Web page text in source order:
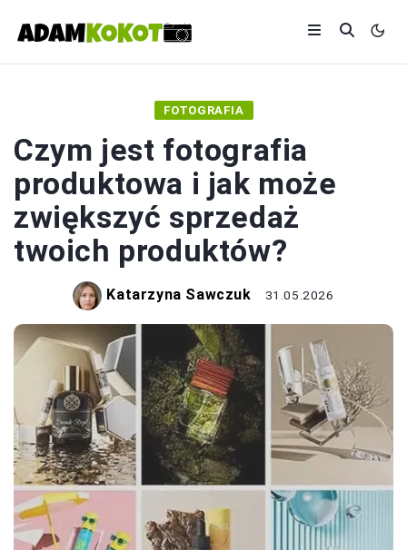
FOTOGRAFIA
Czym jest fotografia
produktowa i jak może
zwiększyć sprzedaż
twoich produktów?
Katarzyna Sawczuk 31.05.2026